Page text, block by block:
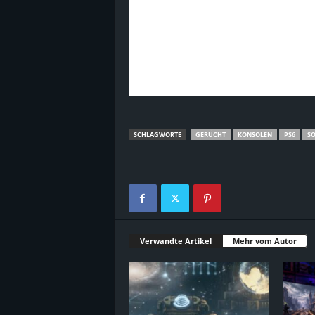
SCHLAGWORTE GERÜCHT KONSOLEN PS6
Verwandte Artikel Mehr vom Autor